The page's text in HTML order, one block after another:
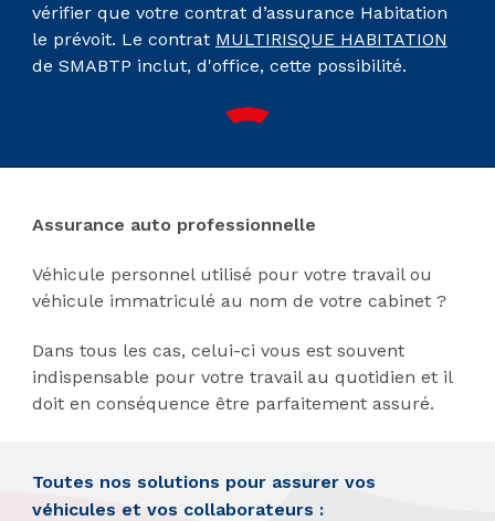
vérifier que votre contrat d’assurance Habitation
le prévoit. Le contrat MULTIRISQUE HABITATION
de SMABTP inclut, d'office, cette possibilité.
Assurance auto professionnelle
Véhicule personnel utilisé pour votre travail ou
véhicule immatriculé au nom de votre cabinet ?
Dans tous les cas, celui-ci vous est souvent
indispensable pour votre travail au quotidien et il
doit en conséquence être parfaitement assuré.
Toutes nos solutions pour assurer vos
véhicules et vos collaborateurs :